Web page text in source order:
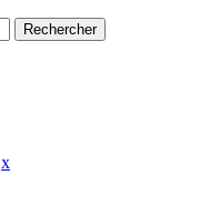
x